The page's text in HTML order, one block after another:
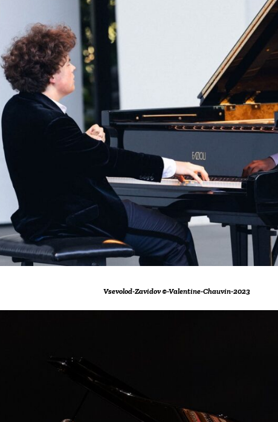
Vsevolod-Zavidov ©-Valentine-Chauvin-2023